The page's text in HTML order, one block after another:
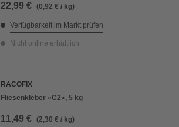
22,99 € (0,92 € / kg)
Verfügbarkeit im Markt prüfen
Nicht online erhältlich
RACOFIX
Fliesenkleber »C2«, 5 kg
11,49 € (2,30 € / kg)